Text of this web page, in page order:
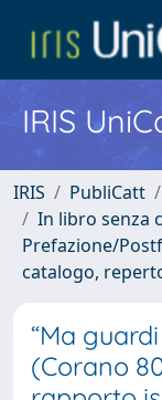
IRIS
IRIS PubliCatt
In libro senza
Prefazione/
catalogo,
“Ma
(Corano